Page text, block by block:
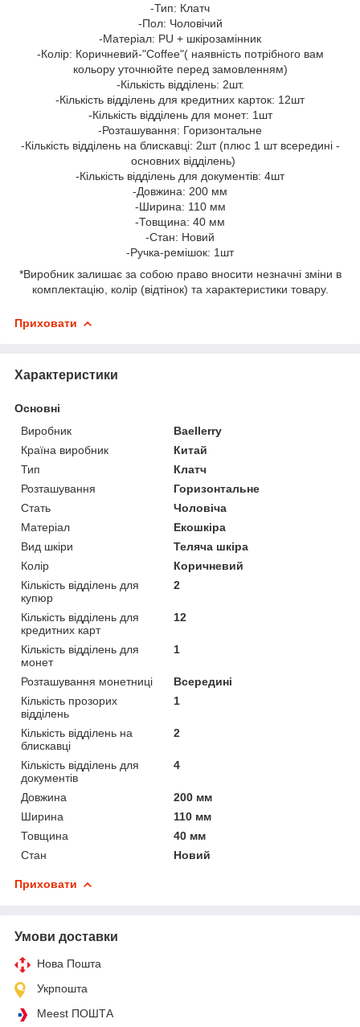
-Тип: Клатч
-Пол: Чоловічий
-Матеріал: PU + шкірозамінник
-Колір: Коричневий-"Coffee"( наявність потрібного вам
кольору уточнюйте перед замовленням)
-Кількість відділень: 2шт.
-Кількість відділень для кредитних карток: 12шт
-Кількість відділень для монет: 1шт
-Розташування: Горизонтальне
-Кількість відділень на блискавці: 2шт (плюс 1 шт всередині -
основних відділень)
-Кількість відділень для документів: 4шт
-Довжина: 200 мм
-Ширина: 110 мм
-Товщина: 40 мм
-Стан: Новий
-Ручка-ремішок: 1шт
*Виробник залишає за собою право вносити незначні зміни в
комплектацію, колір (відтінок) та характеристики товару.
Приховати
Характеристики
Основні
Виробник
Baellerry
Країна виробник
Китай
Тип
Клатч
Розташування
Горизонтальне
Стать
Чоловіча
Матеріал
Екошкіра
Вид шкіри
Теляча шкіра
Колір
Коричневий
Кількість відділень для
купюр
2
Кількість відділень для
кредитних карт
12
Кількість відділень для
монет
1
Розташування монетниці
Всередині
Кількість прозорих
відділень
1
Кількість відділень на
блискавці
2
Кількість відділень для
документів
4
Довжина
200 мм
Ширина
110 мм
Товщина
40 мм
Стан
Новий
Приховати
Умови доставки
Нова Пошта
Укрпошта
Meest ПОШТА